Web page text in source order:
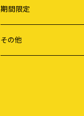
ライフスタイル
労働
期間限定
謝恩セール
その他